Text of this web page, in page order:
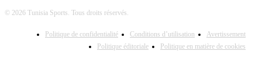
© 2026 Tunisia Sports. Tous droits réservés.
Politique de confidentialité Conditions d’utilisation
Avertissement
Politique éditoriale
Politique en matière de cookies